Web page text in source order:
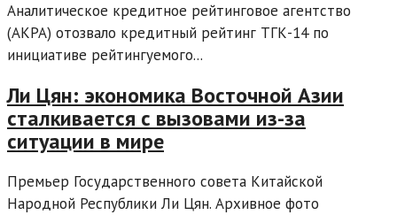
Аналитическое кредитное рейтинговое агентство
(АКРА) отозвало кредитный рейтинг ТГК-14 по
инициативе рейтингуемого...
Ли Цян: экономика Восточной Азии
сталкивается с вызовами из-за
ситуации в мире
Премьер Государственного совета Китайской
Народной Республики Ли Цян. Архивное фото